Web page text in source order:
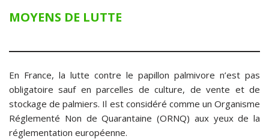
MOYENS DE LUTTE
En France, la lutte contre le papillon palmivore n’est pas
obligatoire sauf en parcelles de culture, de vente et de
stockage de palmiers. Il est considéré comme un Organisme
Réglementé Non de Quarantaine (ORNQ) aux yeux de la
réglementation européenne.